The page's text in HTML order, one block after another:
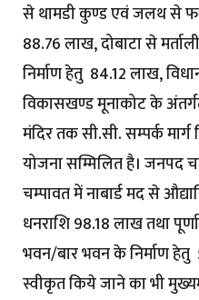
से थामडी कुण्ड एवं जलथ से
88.76 लाख, दोबाटा से
निर्माण हेतु ₹ 84.12 लाख,
विकासखण्ड मूनाकोट के
मंदिर तक सी.सी. सम्पर्क
योजना सम्मिलित है। जनपद
चम्पावत में नाबार्ड मद से
धनराशि 98.18 लाख तथा
भवन/बार भवन के निर्माण हेतु
स्वीकृत किये जाने का भी